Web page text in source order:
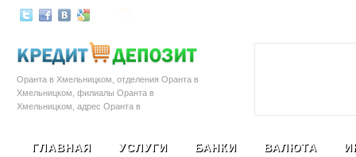
Оранта в Хмельницком, отделения Оранта в
Хмельницком, филиалы Оранта в
Хмельницком, адрес Оранта в
в Хмельницком
ГЛАВНАЯ УСЛУГИ БАНКИ ВАЛЮТА